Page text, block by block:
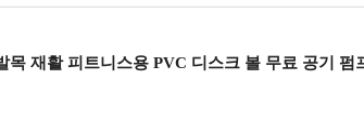
재활 피트니스용 PVC 디스크 볼 무료 공기 펌